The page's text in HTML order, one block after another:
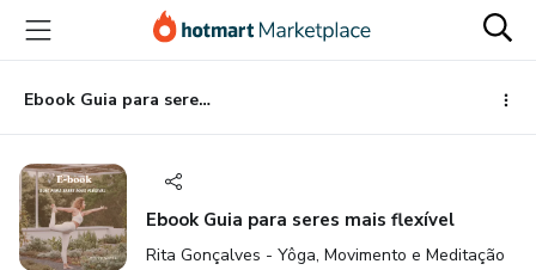
para
conteúdo
principal
para
pagamento
para
rodapé
Ebook Guia para seres mais flexível
Ebook Guia para seres mais flexível
Rita Gonçalves - Yôga, Movimento e Meditação